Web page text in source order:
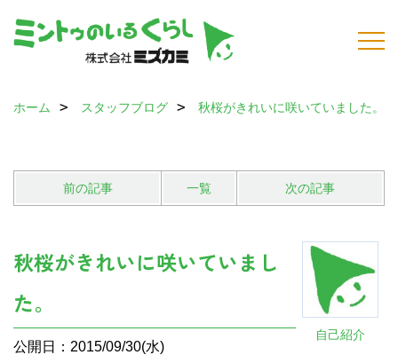
ホーム スタッフブログ 秋桜がきれいに咲いていました。
前の記事 一覧 次の記事
自己紹介
秋桜がきれいに咲いていまし
た。
公開日：2015/09/30(水)